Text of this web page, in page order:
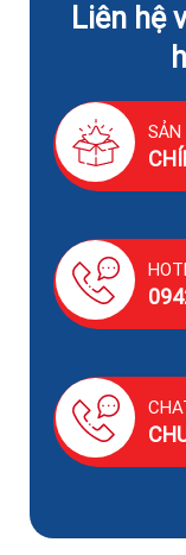
Liên hệ
SẢN